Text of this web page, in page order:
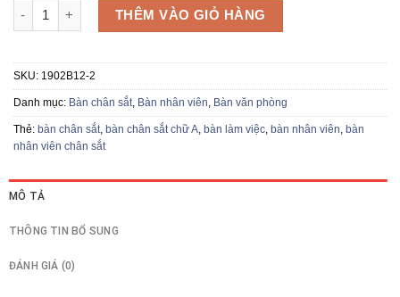
Bàn nhân viên chân sắt 2 chỗ 1902B12-2 số lượng
THÊM VÀO GIỎ HÀNG
SKU: 1902B12-2
Danh mục: Bàn chân sắt, Bàn nhân viên, Bàn văn phòng
Thẻ: bàn chân sắt, bàn chân sắt chữ A, bàn làm việc, bàn nhân viên, bàn
nhân viên chân sắt
MÔ TẢ
THÔNG TIN BỔ SUNG
ĐÁNH GIÁ (0)